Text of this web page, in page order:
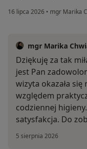
16 lipca 2026 • mgr Marika
mgr Marika
Dziękuję za tak
jest Pan
wizyta okazała
względem
codziennej
satysfakcja. Do
5 sierpnia 2026